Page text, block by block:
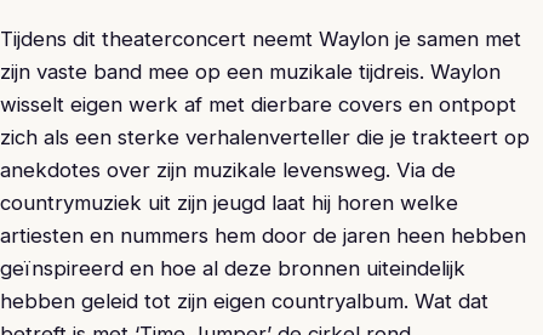
Tijdens dit theaterconcert neemt Waylon je samen met
zijn vaste band mee op een muzikale tijdreis. Waylon
wisselt eigen werk af met dierbare covers en ontpopt
zich als een sterke verhalenverteller die je trakteert op
anekdotes over zijn muzikale levensweg. Via de
countrymuziek uit zijn jeugd laat hij horen welke
artiesten en nummers hem door de jaren heen hebben
geïnspireerd en hoe al deze bronnen uiteindelijk
hebben geleid tot zijn eigen countryalbum. Wat dat